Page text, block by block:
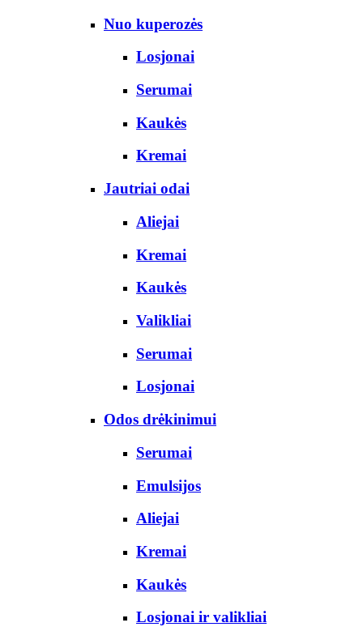
Nuo kuperozės
Losjonai
Serumai
Kaukės
Kremai
Jautriai odai
Aliejai
Kremai
Kaukės
Valikliai
Serumai
Losjonai
Odos drėkinimui
Serumai
Emulsijos
Aliejai
Kremai
Kaukės
Losjonai ir valikliai